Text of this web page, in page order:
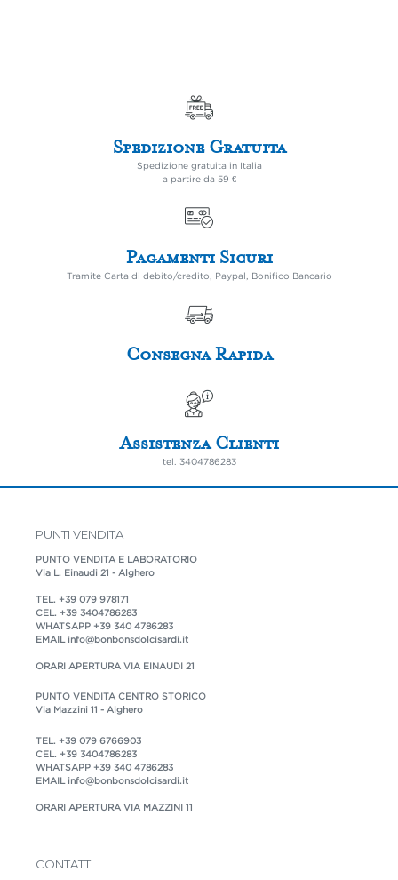
Spedizione Gratuita
Spedizione gratuita in Italia
a partire da 59 €
Pagamenti Sicuri
Tramite Carta di debito/credito, Paypal, Bonifico Bancario
Consegna Rapida
Assistenza Clienti
tel. 3404786283
PUNTI VENDITA
PUNTO VENDITA E LABORATORIO
Via L. Einaudi 21 - Alghero
TEL. +39 079 978171
CEL. +39 3404786283
WHATSAPP +39 340 4786283
EMAIL info@bonbonsdolcisardi.it
ORARI APERTURA VIA EINAUDI 21
PUNTO VENDITA CENTRO STORICO
Via Mazzini 11 - Alghero
TEL. +39 079 6766903
CEL. +39 3404786283
WHATSAPP +39 340 4786283
EMAIL info@bonbonsdolcisardi.it
ORARI APERTURA VIA MAZZINI 11
CONTATTI